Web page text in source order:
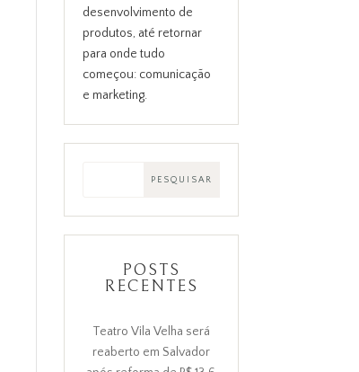
desenvolvimento de
produtos, até retornar
para onde tudo
começou: comunicação
e marketing.
POSTS
RECENTES
Teatro Vila Velha será
reaberto em Salvador